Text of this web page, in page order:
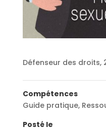
Défenseur des droits,
Compétences
Guide pratique,
Posté le